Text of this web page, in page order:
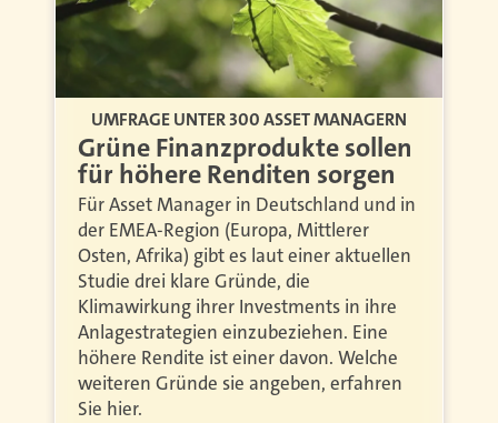
UMFRAGE UNTER 300 ASSET MANAGERN
Grüne Finanzprodukte sollen
für höhere Renditen sorgen
Für Asset Manager in Deutschland und in
der EMEA-Region (Europa, Mittlerer
Osten, Afrika) gibt es laut einer aktuellen
Studie drei klare Gründe, die
Klimawirkung ihrer Investments in ihre
Anlagestrategien einzubeziehen. Eine
höhere Rendite ist einer davon. Welche
weiteren Gründe sie angeben, erfahren
Sie hier.